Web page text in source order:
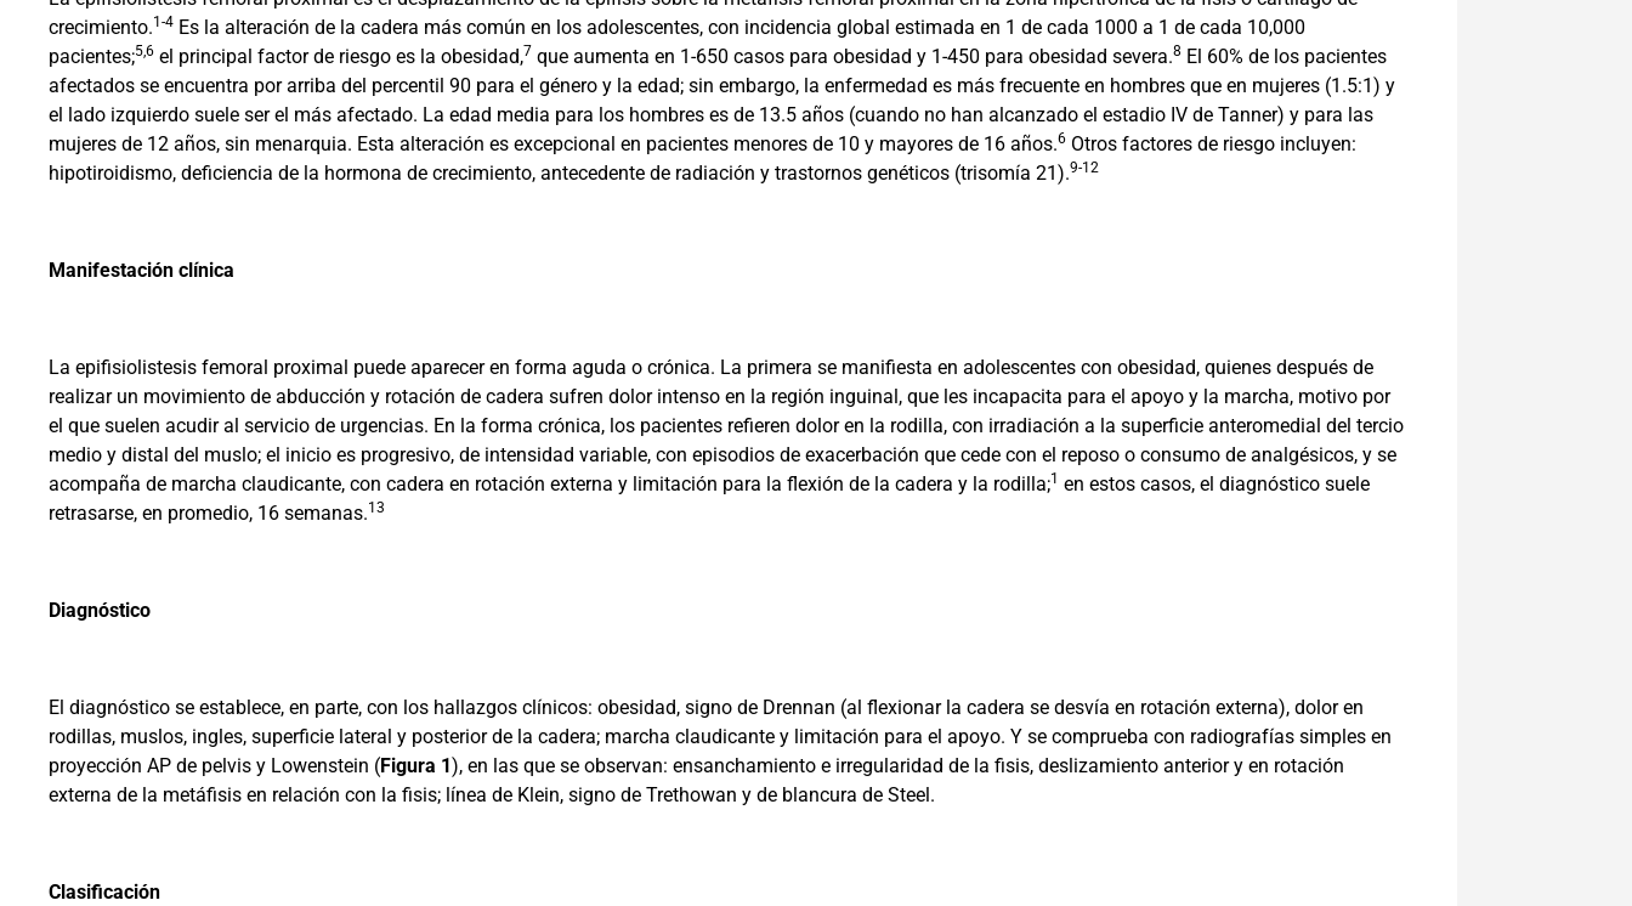
crecimiento.1-4 Es la alteración de la cadera más común en los adolescentes, con incidencia global estimada en 1 de cada 1000 a 1 de cada 10,000
pacientes;5,6 el principal factor de riesgo es la obesidad,7 que aumenta en 1-650 casos para obesidad y 1-450 para obesidad severa.8 El 60% de los pacientes
afectados se encuentra por arriba del percentil 90 para el género y la edad; sin embargo, la enfermedad es más frecuente en hombres que en mujeres (1.5:1) y
el lado izquierdo suele ser el más afectado. La edad media para los hombres es de 13.5 años (cuando no han alcanzado el estadio IV de Tanner) y para las
mujeres de 12 años, sin menarquia. Esta alteración es excepcional en pacientes menores de 10 y mayores de 16 años.6 Otros factores de riesgo incluyen:
hipotiroidismo, deficiencia de la hormona de crecimiento, antecedente de radiación y trastornos genéticos (trisomía 21).9-12
Manifestación clínica
La epifisiolistesis femoral proximal puede aparecer en forma aguda o crónica. La primera se manifiesta en adolescentes con obesidad, quienes después de
realizar un movimiento de abducción y rotación de cadera sufren dolor intenso en la región inguinal, que les incapacita para el apoyo y la marcha, motivo por
el que suelen acudir al servicio de urgencias. En la forma crónica, los pacientes refieren dolor en la rodilla, con irradiación a la superficie anteromedial del tercio
medio y distal del muslo; el inicio es progresivo, de intensidad variable, con episodios de exacerbación que cede con el reposo o consumo de analgésicos, y se
acompaña de marcha claudicante, con cadera en rotación externa y limitación para la flexión de la cadera y la rodilla;1 en estos casos, el diagnóstico suele
retrasarse, en promedio, 16 semanas.13
Diagnóstico
El diagnóstico se establece, en parte, con los hallazgos clínicos: obesidad, signo de Drennan (al flexionar la cadera se desvía en rotación externa), dolor en
rodillas, muslos, ingles, superficie lateral y posterior de la cadera; marcha claudicante y limitación para el apoyo. Y se comprueba con radiografías simples en
proyección AP de pelvis y Lowenstein (Figura 1), en las que se observan: ensanchamiento e irregularidad de la fisis, deslizamiento anterior y en rotación
externa de la metáfisis en relación con la fisis; línea de Klein, signo de Trethowan y de blancura de Steel.
Clasificación